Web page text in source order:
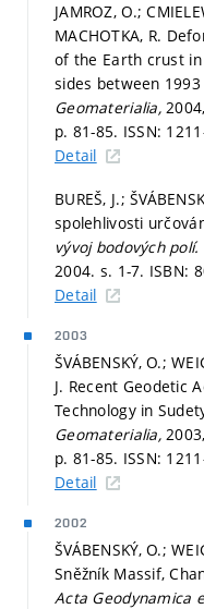
JAMROZ, O.;
MACHOTKA, R.
of the Earth crust in
sides between
Geomaterialia,
p. 81-85. ISSN:
Detail
BUREŠ, J.;
spolehlivosti
vývoj bodových polí.
2004. s. 1-7. ISBN:
Detail
2003
ŠVÁBENSKÝ, O.;
J. Recent Geodetic
Technology in
Geomaterialia,
p. 81-85. ISSN:
Detail
2002
ŠVÁBENSKÝ, O.;
Sněžník Massif,
Acta Geodynamica